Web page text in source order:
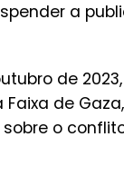
a
de
de
o